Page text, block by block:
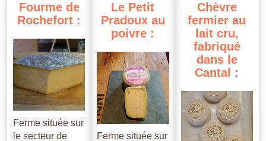
Fourme de
Rochefort :
Ferme située sur
le secteur de
Le Petit
Pradoux au
poivre :
Ferme située sur
Chèvre
fermier au
lait cru,
fabriqué
dans le
Cantal :